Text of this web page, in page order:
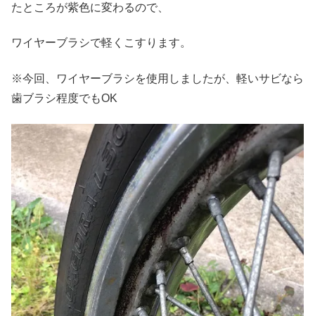
たところが紫色に変わるので、
ワイヤーブラシで軽くこすります。
※今回、ワイヤーブラシを使用しましたが、軽いサビなら
歯ブラシ程度でもOK